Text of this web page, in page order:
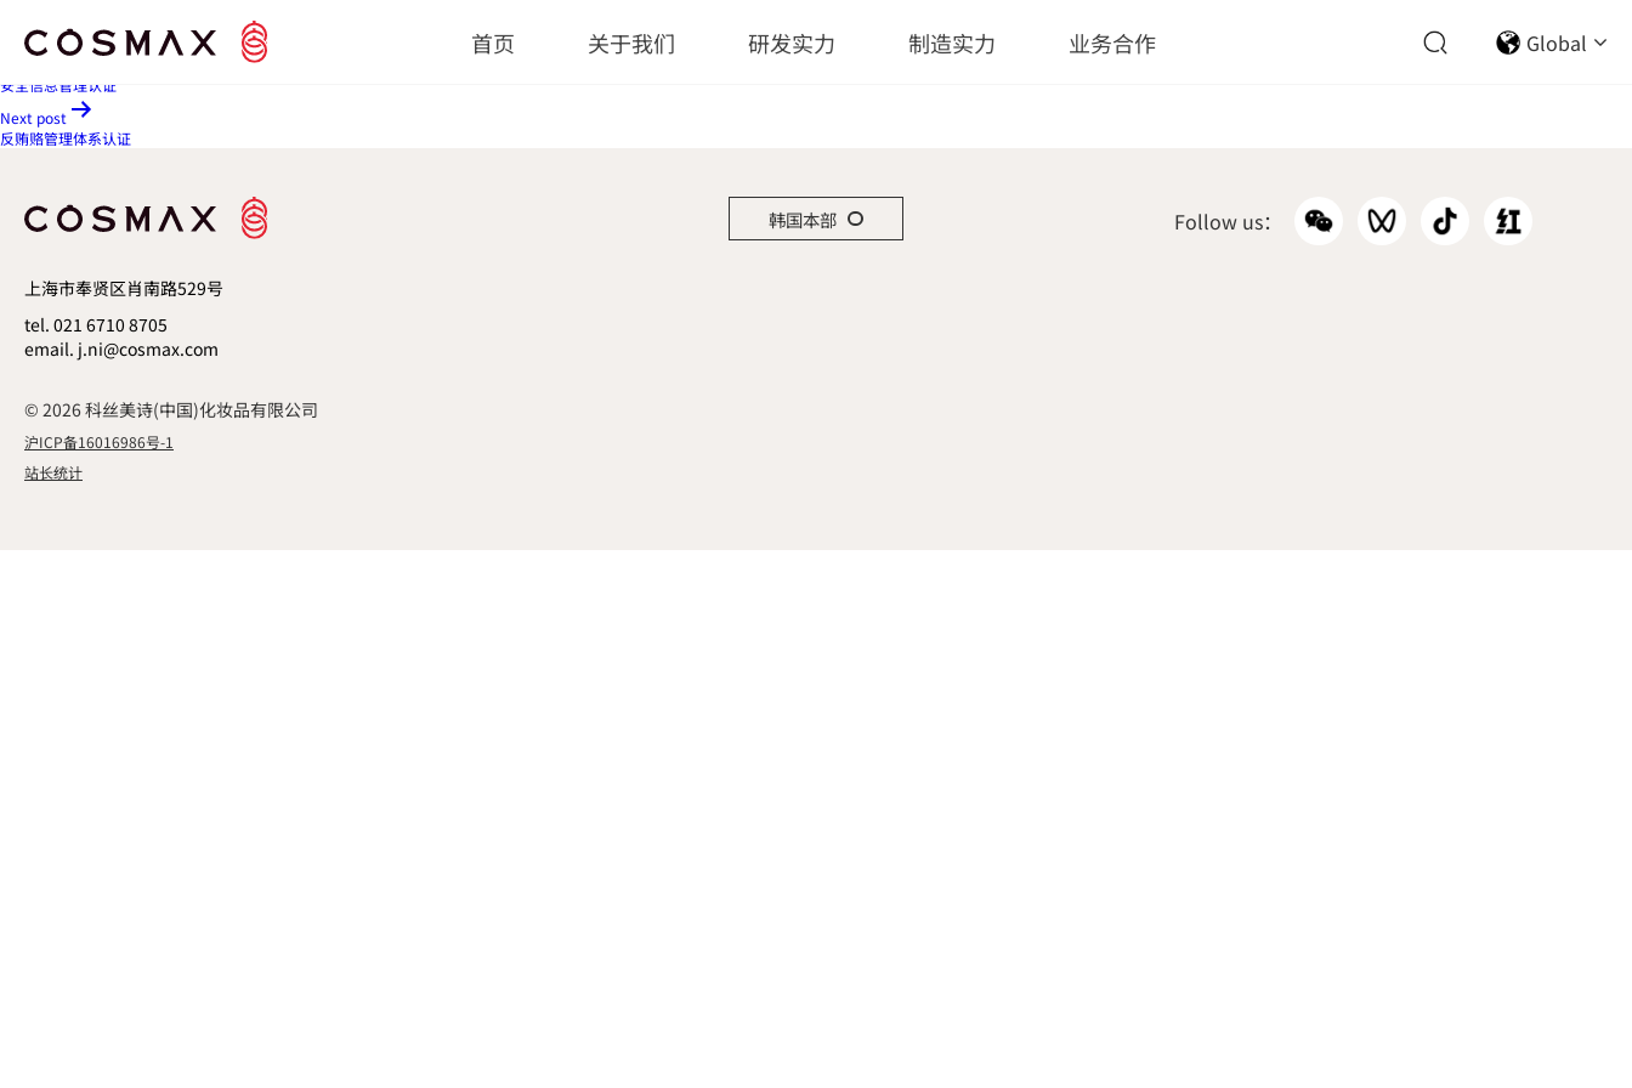
首页 关于我们 研发实力 制造实力 业务合作 Global
文章导航
安全信息管理认证
Next post
反贿赂管理体系认证
上海市奉贤区肖南路529号
tel. 021 6710 8705
email. j.ni@cosmax.com
© 2026 科丝美诗(中国)化妆品有限公司
沪ICP备16016986号-1
站长统计
韩国本部
Follow us：